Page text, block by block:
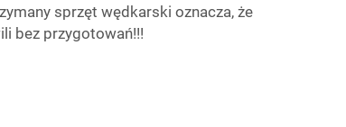
sprzęt wędkarski oznacza, że
bez przygotowań!!!